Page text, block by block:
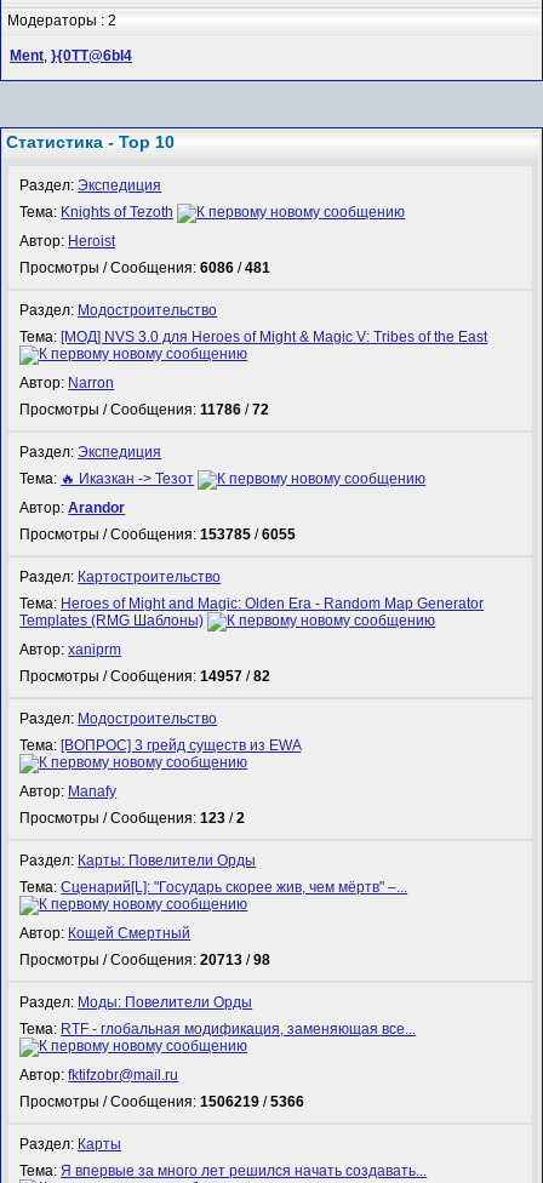
Модераторы : 2
Ment, }{0TT@6bI4
Статистика - Top 10
Раздел:Экспедиция
Тема: Knights of Tezoth
Автор: Heroist
Просмотры / Сообщения:6086 /481
Раздел: Модостроительство
Тема: [МОД] NVS 3.0 для Heroes of Might & Magic V: Tribes of the East
Автор: Narron
Просмотры / Сообщения:11786 /72
Раздел:Экспедиция
Тема: 🔥 Иказкан -> Тезот
Автор:Arandor
Просмотры / Сообщения:153785 /6055
Раздел: Картостроительство
Тема: Heroes of Might and Magic: Olden Era - Random Map Generator
Templates (RMG Шаблоны)
Автор:xaniprm
Просмотры / Сообщения:14957 /82
Раздел: Модостроительство
Тема: [ВОПРОС] 3 грейд существ из EWA
Автор: Manafy
Просмотры / Сообщения:123 /2
Раздел: Карты: Повелители Орды
Тема:Сценарий[L]: "Государь скорее жив, чем мёртв" –...
Автор: Кощей Смертный
Просмотры / Сообщения:20713 /98
Раздел: Моды: Повелители Орды
Тема: RTF - глобальная модификация, заменяющая все...
Автор:fktifzobr@mail.ru
Просмотры / Сообщения:1506219 /5366
Раздел: Карты
Тема:Я впервые за много лет решился начать создавать...